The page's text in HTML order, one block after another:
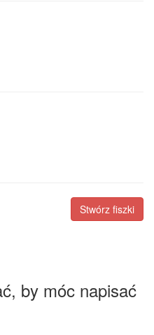
Stwórz fiszki
by móc napisać